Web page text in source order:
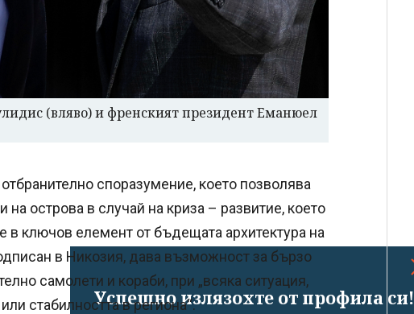
Успешно излязохте от профила си!
(вляво) и френският президент Еманюел
споразумение, което позволява
острова в случай на криза – развитие, което
ключов елемент от бъдещата архитектура на
в Никозия, дава възможност за бързо
самолети и кораби, при „всяка ситуация,
стабилността в региона“.